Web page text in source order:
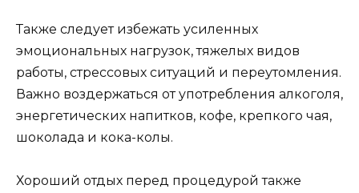
Также следует избежать усиленных
эмоциональных нагрузок, тяжелых видов
работы, стрессовых ситуаций и переутомления.
Важно воздержаться от употребления алкоголя,
энергетических напитков, кофе, крепкого чая,
шоколада и кока-колы.
Хороший отдых перед процедурой также